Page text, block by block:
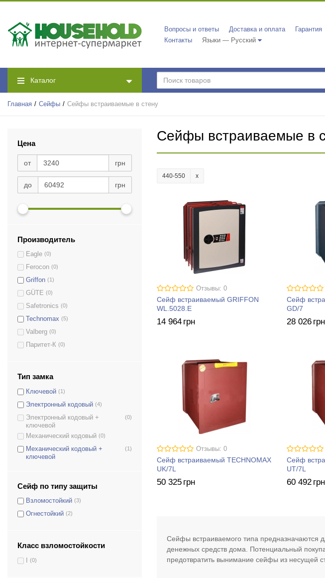
Вопросы и ответы Доставка и оплата
Гарантия
Контакты
Языки — Русский
Каталог
Главная Сейфы Сейфы встраиваемые в стену
Цена
от грн
до грн
Производитель
Eagle (0)
Ferocon (0)
Griffon (1)
GÜTE (0)
Safetronics (0)
Technomax (5)
Valberg (0)
Паритет-К (0)
Тип замка
Ключевой (1)
Электронный кодовый (4)
Электронный кодовый +
ключевой
(0)
Механический кодовый (0)
Механический кодовый +
ключевой
(1)
Сейф по типу защиты
Взломостойкий (3)
Огнестойкий (2)
Класс взломостойкости
(0)
Сейфы встраиваемые в
440-550
Отзывы: 0
Сейф встраиваемый GRIFFON
WL.5028.E
14 964 грн
Сейф
GD/7
28 026 грн
Отзывы: 0
Сейф встраиваемый TECHNOMAX
UK/7L
50 325 грн
Сейф
UT/7L
60 492 грн
Сейфы встраиваемого типа предназначаются
денежных средств дома. Потенциальный
предотвратить вынимание сейфы из несущей